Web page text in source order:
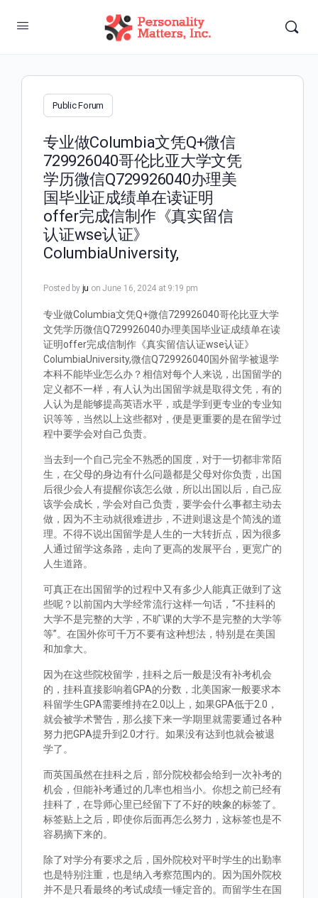
Public Forum
专业做Columbia文凭Q+微信
729926040哥伦比亚大学文凭
学历微信Q729926040办理美
国毕业证成绩单在读证明
offer完成信制作《真实留信
认证wse认证》
ColumbiaUniversity,
Posted by ju on June 16, 2024 at 9:19 pm
专业做Columbia文凭Q+微信729926040哥伦比亚大学
文凭学历微信Q729926040办理美国毕业证成绩单在读
证明offer完成信制作《真实留信认证wse认证》
ColumbiaUniversity,微信Q729926040国外留学被退学
本科不能毕业怎么办？相信对每个人来说，出国留学的
定义都不一样，有人认为出国留学就是取得文凭，有的
人认为是能够提高英语水平，或是学到更专业的专业知
识等等，当然以上这些都对，便是更重要的是在留学过
程中要学会对自己负责。
当去到一个自己完全不熟悉的国度，对于一切都非常陌
生，在父母的身边有什么问题都是父母对你负责，出国
后很少会人有提醒你该怎么做，所以出国以后，自己应
该学会成长，学会对自己负责，要学会什么事都主动去
做，因为不主动就很难进步，不进则退这是个简浅的道
理。不得不说出国留学是人生的一大转折点，因为很多
人通过留学这条路，走向了更高的发展平台，更宽广的
人生道路。
可真正在出国留学的过程中又有多少人能真正做到了这
些呢？以前国内大学经常流行这样一句话，“不挂科的
大学不是完整的大学，不旷课的大学不是完整的大学等
等”。在国外你可千万不要有这种想法，特别是在美国
和加拿大。
因为在这些院校留学，挂科之后一般是没有补考机会
的，挂科直接影响着GPA的分数，北美国家一般要求本
科留学生GPA需要维持在2.0以上，如果GPA低于2.0，
就会被学术警告，那么接下来一学期里就需要通过各种
努力把GPA提升到2.0才行。如果没有达到也就会被退
学了。
而英国虽然在挂科之后，部分院校都会给到一次补考的
机会，但能补考通过的几率也相当小。你想之前已经有
挂科了，在导师心里已经留下了不好的映象的标签了。
标签贴上之后，即使你后面再怎么努力，这标签也是不
容易摘下来的。
除了对学分有要求之后，国外院校对平时学生的出勤率
也是特别注重，也是纳入考察范围内的。因为国外院校
并不是只看最终的考试成绩一锤定音的。而留学生在国